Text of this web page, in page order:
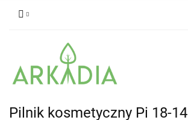
Pilnik kosmetyczny Pi 18-14